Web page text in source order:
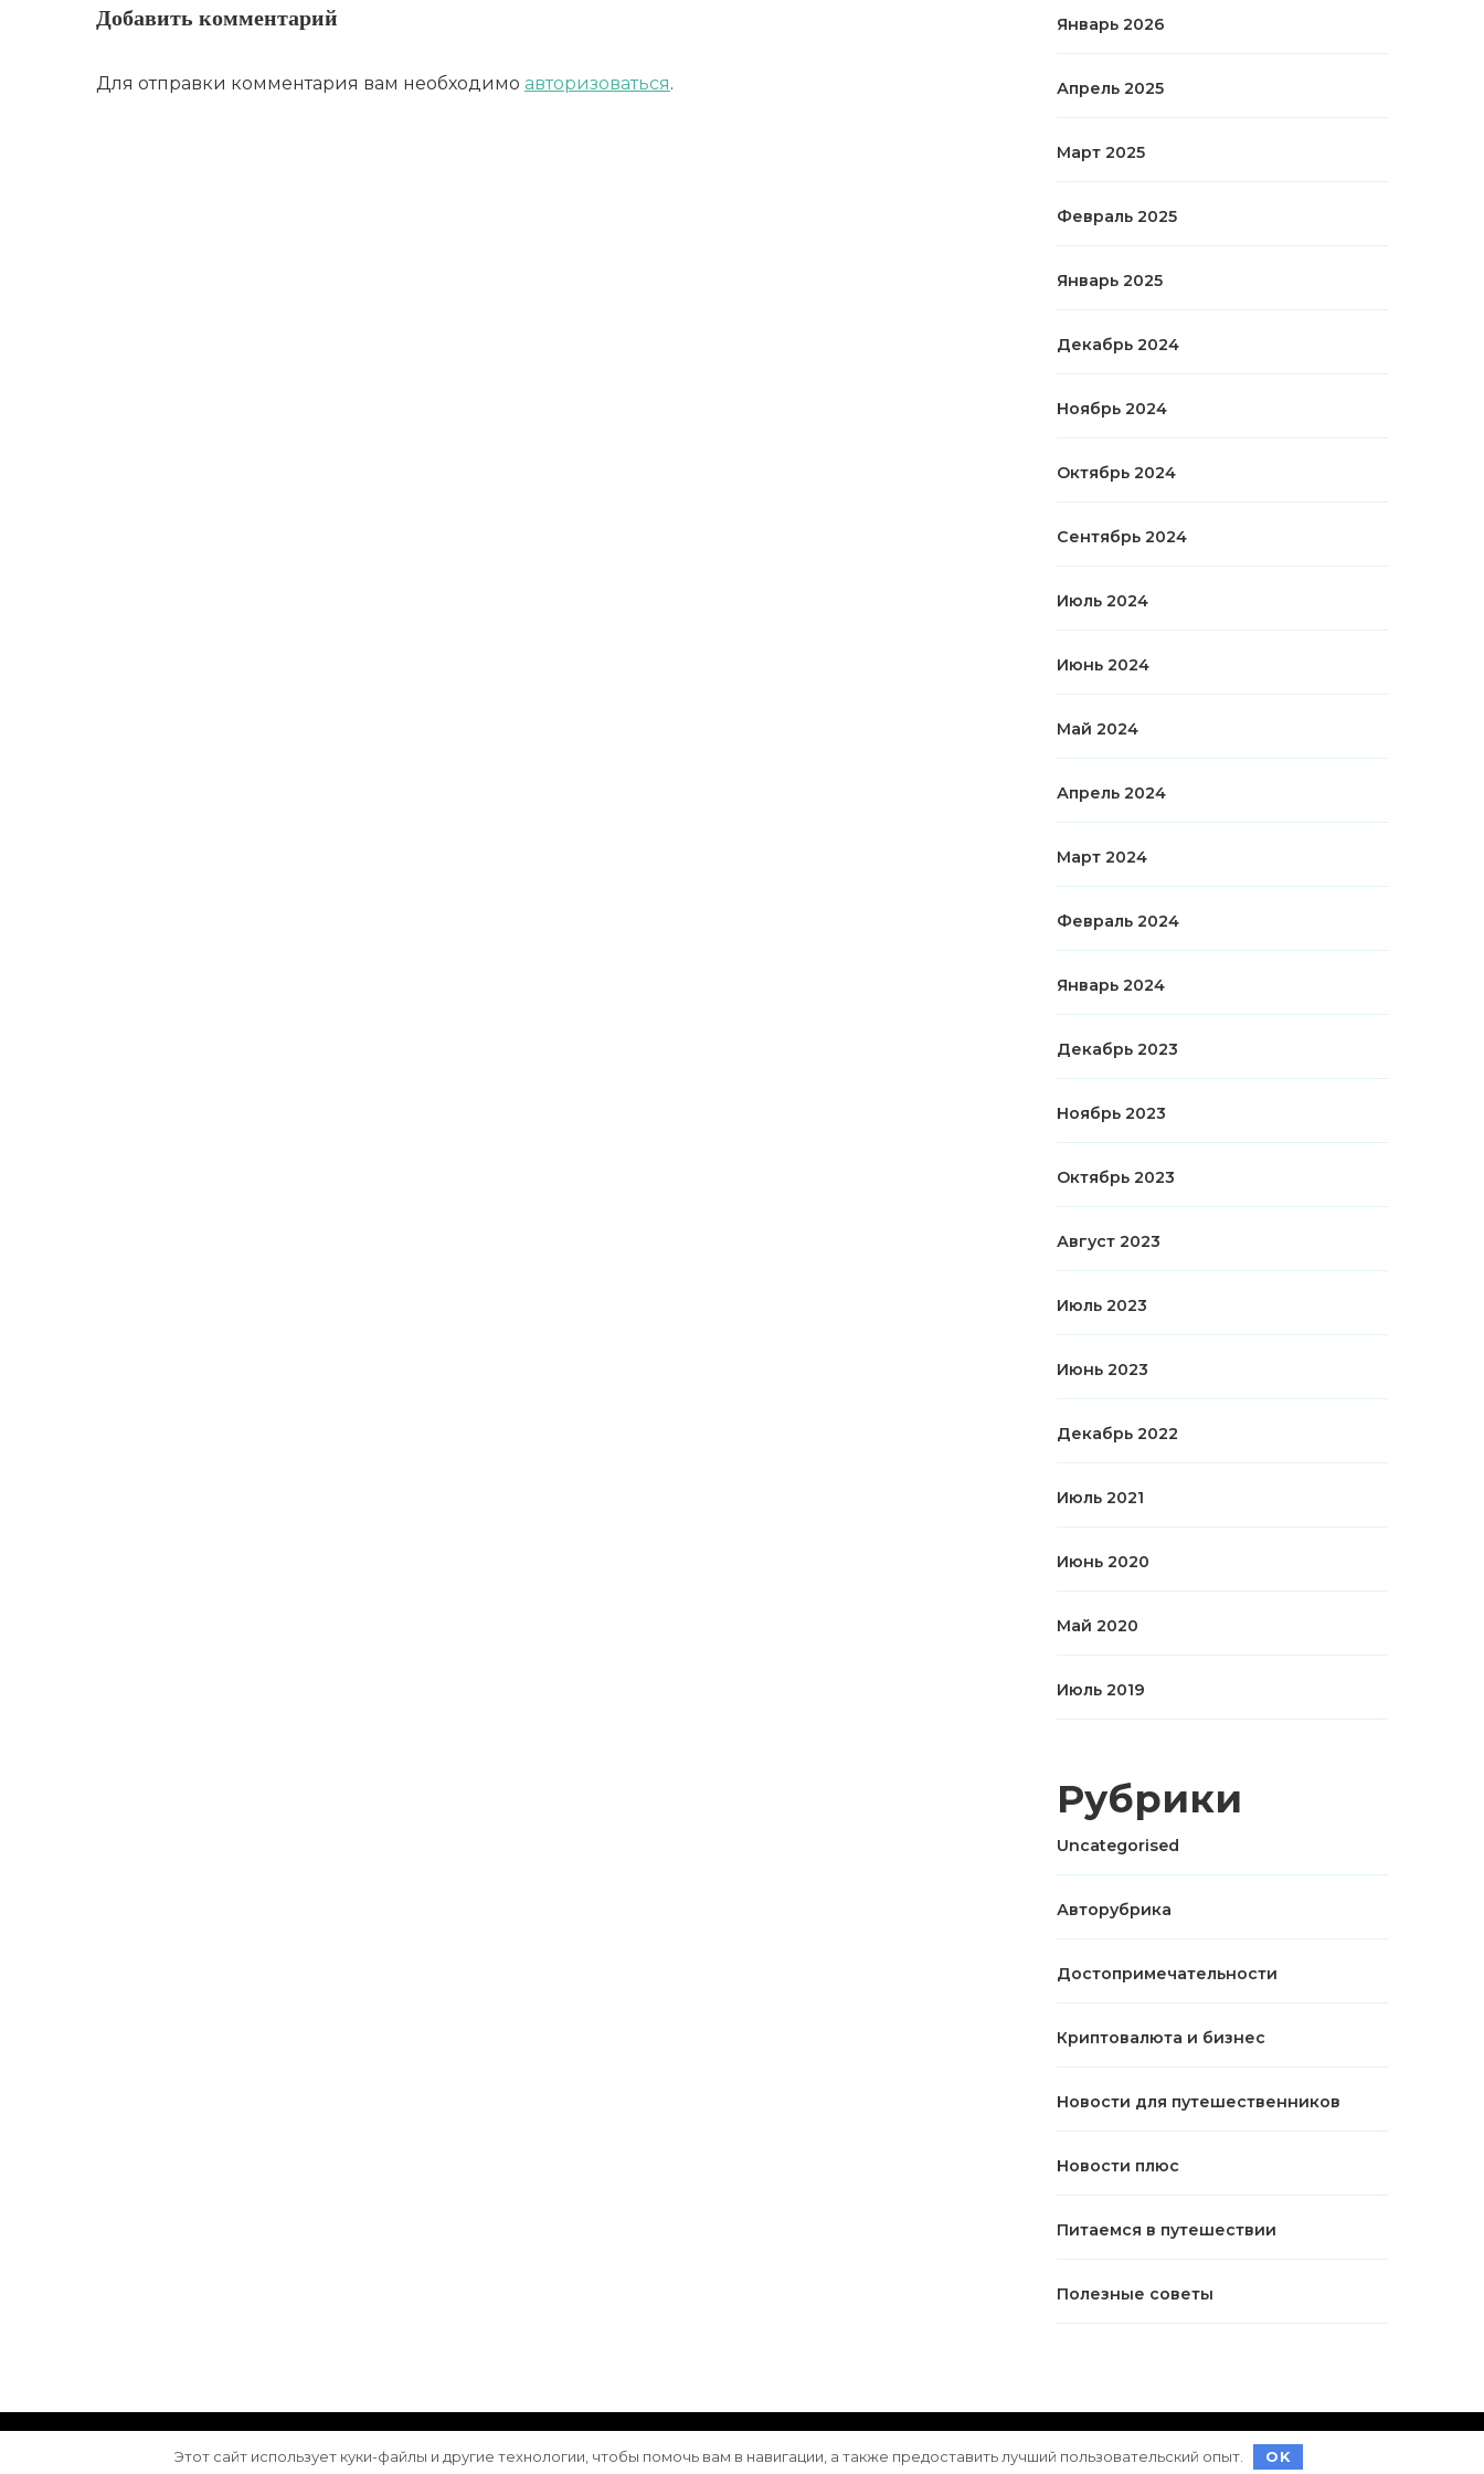
Добавить комментарий
Для отправки комментария вам необходимо авторизоваться.
Январь 2026
Апрель 2025
Март 2025
Февраль 2025
Январь 2025
Декабрь 2024
Ноябрь 2024
Октябрь 2024
Сентябрь 2024
Июль 2024
Июнь 2024
Май 2024
Апрель 2024
Март 2024
Февраль 2024
Январь 2024
Декабрь 2023
Ноябрь 2023
Октябрь 2023
Август 2023
Июль 2023
Июнь 2023
Декабрь 2022
Июль 2021
Июнь 2020
Май 2020
Июль 2019
Рубрики
Uncategorised
Авторубрика
Достопримечательности
Криптовалюта и бизнес
Новости для путешественников
Новости плюс
Питаемся в путешествии
Полезные советы
© Авторское право 2026 . Все права защищены. Vilva | Разработана WordPress
Этот сайт использует куки-файлы и другие технологии, чтобы помочь вам в навигации, а также предоставить лучший пользовательский опыт. OK